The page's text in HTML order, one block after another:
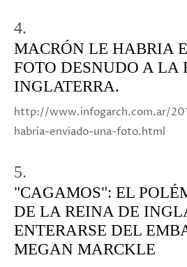
4.
MACRÓN LE HABRIA
FOTO DESNUDO A LA
INGLATERRA.
http://www.infogarch.com.ar/
habria-enviado-una-foto.html
5.
"CAGAMOS": EL
DE LA REINA DE
ENTERARSE DEL
MEGAN MARCKLE